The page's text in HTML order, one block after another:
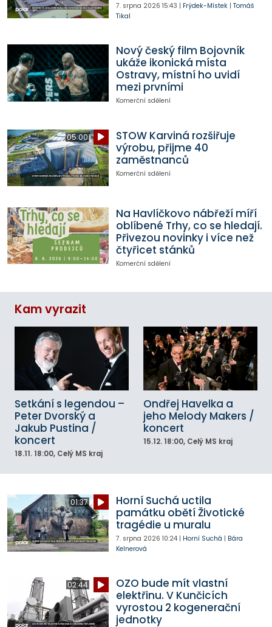
7. srpna 2026 15:43 | Frýdek-Místek| Tomáš
Tikal
Nový český film Bojovník
ukáže ikonická místa
Ostravy, místní ho uvidí
mezi prvními
Komerční sdělení
05:00
STOW Karviná rozšiřuje
výrobu, přijme 40
zaměstnanců
Komerční sdělení
Na Havlíčkovo nábřeží míří
oblíbené Trhy, co se hledají.
Přivezou novinky i více než
čtyřicet stánků
Komerční sdělení
Kam vyrazit
Setkání s legendou –
Peter Dvorský a
Jakub Pustina /
koncert
18.11. 18:00, Celý MS kraj
Ondřej Havelka a
jeho Melody Makers /
koncert
15.12. 18:00, Celý MS kraj
01:37
Horní Suchá uctila
památku obětí Životické
tragédie u muralu
7. srpna 2026 10:24| Horní Suchá | Bára
Kelnerová
02:44
OZO bude mít vlastní
elektřinu. V Kunčicích
vyrostou 2 kogenerační
jednotky